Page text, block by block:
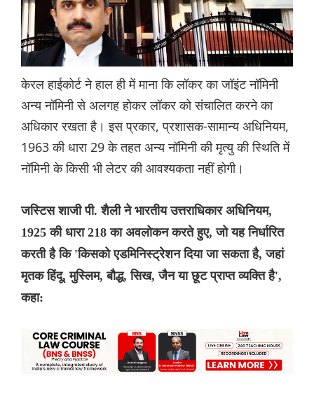
केरल हाईकोर्ट ने हाल ही में माना कि लॉकर का जॉइंट नॉमिनी
अन्य नॉमिनी से अलगह होकर लॉकर को संचालित करने का
अधिकार रखता है। इस प्रकार, प्रशासक-सामान्य अधिनियम,
1963 की धारा 29 के तहत अन्य नॉमिनी की मृत्यु की स्थिति में
नॉमिनी के किसी भी लेटर की आवश्यकता नहीं होगी।
जस्टिस शाजी पी. शैली ने भारतीय उत्तराधिकार अधिनियम,
1925 की धारा 218 का अवलोकन करते हुए, जो यह निर्धारित
करती है कि 'किसको एडमिनिस्ट्रेशन दिया जा सकता है, जहां
मृतक हिंदू, मुस्लिम, बौद्ध, सिख, जैन या छूट प्राप्त व्यक्ति है',
कहा: